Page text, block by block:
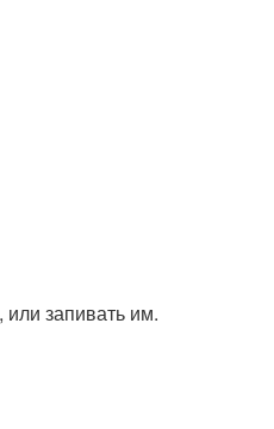
запивать им.